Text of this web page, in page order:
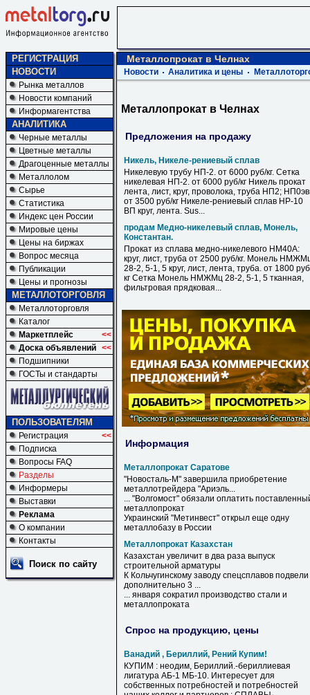
РЕГИСТРАЦИЯ
НОВОСТИ
Рынка металлов
Новости компаний
Информагентства
АНАЛИТИКА
Черные металлы
Цветные металлы
Драгоценные металлы
Металлолом
Сырье
Статистика
Индекс цен России
Мировые цены
Цены на биржах
Вопрос месяца
Публикации
Цены и прогнозы
МЕТАЛЛОТОРГОВЛЯ
Металлоторговля
Каталог
Маркетплейс
<<
Доска объявлений <<
Подшипники
ГОСТы и стандарты
ПОЛЬЗОВАТЕЛЯМ
Регистрация
<<
Подписка
Вопросы FAQ
Разделы
Информеры
Выставки
Реклама
О компании
Контакты
Поиск по сайту
Металлопрокат в Челнах
Новости Аналитика и цены
Металлопрокат в Челнах
Предложения на продажу
Никель, Никеле-рениевый сплав
Никелевую трубу НП-2. от 6000 руб/кг. Сетка
никелевая НП-2. от 6000 руб/кг Никель прокат
лента, лист, круг, проволока, труба НП2;
от 3500 руб/кг Никеле-рениевый сплав НР-10
ВП круг, лента. Sus...
продам Медно-никелевый сплав, Монель,
Константан.
Прокат из сплава медно-никелевого НМ40А:
круг, лист, труба от 2500 руб/кг. Монель
28-2, 5-1, 5 круг, лист, лента, труба. от 1800
кг Сетка Монель НМЖМц 28-2, 5-1, 5 тканная,
фильтровая прядковая...
Информация
Металлопрокат Саратове
"Новосталь-М" завершила приобретение
металлотрейдера "Ариэль...
... "Волгомост" обязали оплатить
металлопрокат
Украинский "Метинвест" открыл еще одну
металлобазу в России
Металлопрокат Казахстан
Казахстан увеличит в два раза выпуск
строительной арматуры
К Кольчугинскому заводу спецсплавов подвели
дополнительно 3 ...
... января сократил производство стали и
металлопроката
Спрос на продукцию, цены
Ванадий , Бериллий, Рений Купим!
КУПИМ : неодим, Бериллий.-бериллиевая
лигатура АБ-1 МБ-10. Интересует для
собственных потребностей и потребностей